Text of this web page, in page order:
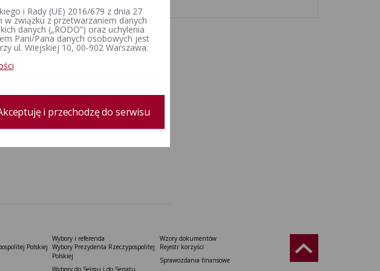
1 2
Polskiej​
Wybory i referenda
Wybory Prezydenta Rzeczypospolitej
Polskiej
Wybory do Sejmu i do Senatu
Wzory dokumentów
Rejestr korzyści
Sprawozdania finansowe
i Rady (UE) 2016/679 z dnia 27
związku z przetwarzaniem danych
danych („RODO”) oraz uchylenia
Pani/Pana danych osobowych jest
ul. Wiejskiej 10, 00-902 Warszawa.
i przechodzę do serwisu